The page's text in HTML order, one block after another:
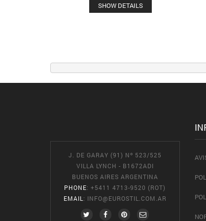
SHOW DETAILS
J. DE GARAY (91) Nº 523/525
VILLA LYNCH - B1672ADI
BUENOS AIRES ARGENTINA
PHONE: +5411 4713-9520 (ROT)
EMAIL : INFO@EUROSTIL.COM.AR